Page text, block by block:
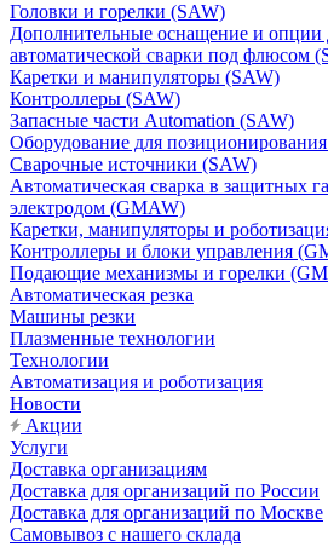
Головки и горелки (SAW)
Дополнительные оснащение и опции
автоматической сварки под флюсом
Каретки и манипуляторы (SAW)
Контроллеры (SAW)
Запасные части Automation (SAW)
Оборудование для
Сварочные источники (SAW)
Автоматическая сварка в защитных
электродом (GMAW)
Каретки, манипуляторы и
Контроллеры и блоки управления
Подающие механизмы и горелки
Автоматическая резка
Машины резки
Плазменные технологии
Технологии
Автоматизация и роботизация
Новости
Акции
Услуги
Доставка организациям
Доставка для организаций по России
Доставка для организаций по Москве
Самовывоз с нашего склада